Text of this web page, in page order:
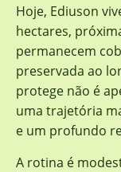
Hoje, Ediuson
hectares,
permanecem
preservada ao
protege não é
uma trajetória
e um profundo
A rotina é